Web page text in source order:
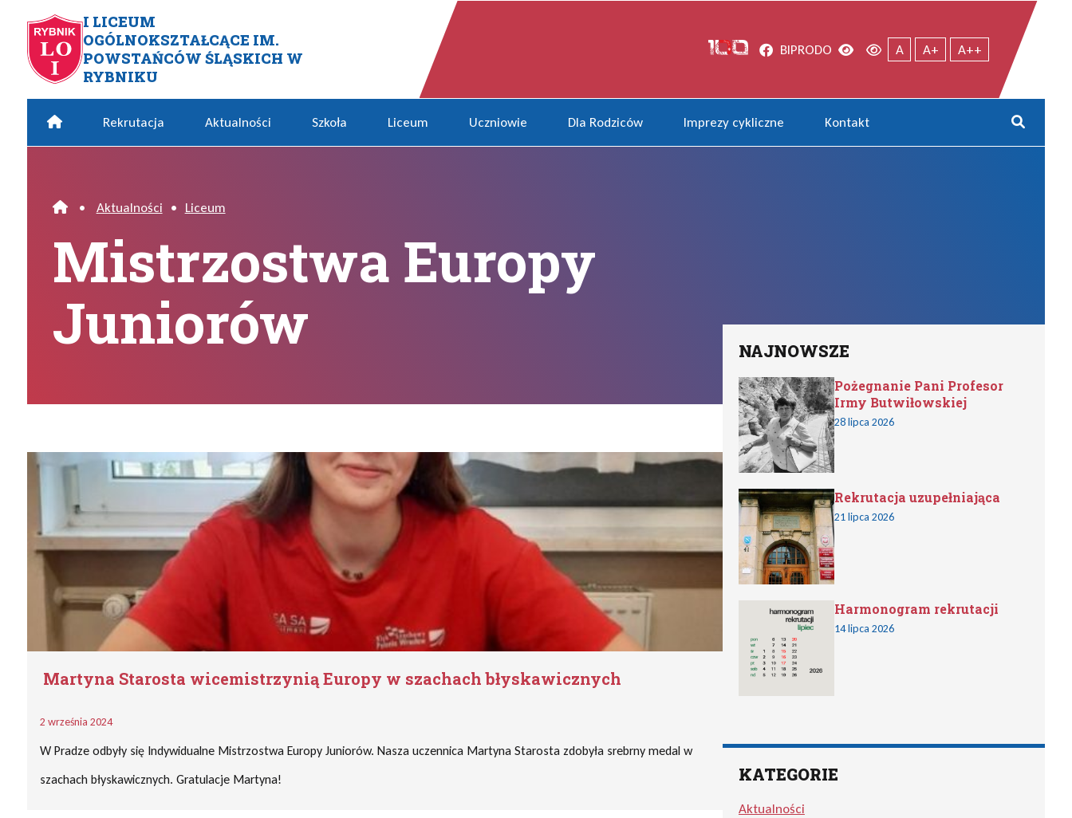
Przejdź do menu głównego
Przejdź do menu dodatkowego
Przejdź do treści
Mapa serwisu
I LICEUM
OGÓLNOKSZTAŁCĄCE IM.
POWSTAŃCÓW ŚLĄSKICH W
RYBNIKU
Mistrzostwa Europy Juniorów
Facebook
BIPRODO Wersja kontrastowa
Wersja domyślna
A A+ A++
Home Rekrutacja Aktualności Szkoła Liceum Uczniowie Dla Rodziców Imprezy cykliczne Kontakt
Home
• Aktualności • Liceum
Mistrzostwa Europy
Juniorów
Martyna Starosta wicemistrzynią Europy w szachach błyskawicznych
2 września 2024
W Pradze odbyły się Indywidualne Mistrzostwa Europy Juniorów. Nasza uczennica Martyna Starosta zdobyła srebrny medal w
szachach błyskawicznych. Gratulacje Martyna!
NAJNOWSZE
Pożegnanie Pani Profesor
Irmy Butwiłowskiej
28 lipca 2026
Rekrutacja uzupełniająca
21 lipca 2026
Harmonogram rekrutacji
14 lipca 2026
KATEGORIE
Aktualności